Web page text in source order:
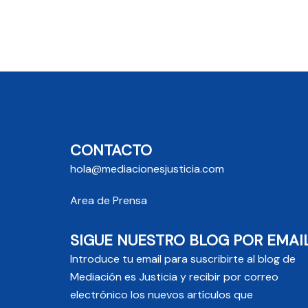
CONTACTO
hola@mediacionesjusticia.com
Area de Prensa
SIGUE NUESTRO BLOG POR
Introduce tu email para suscribirte al blog de
Mediación es Justicia y recibir por correo
electrónico los nuevos artículos que